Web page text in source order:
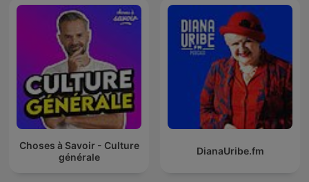
Choses à Savoir - Culture
générale
DianaUribe.fm